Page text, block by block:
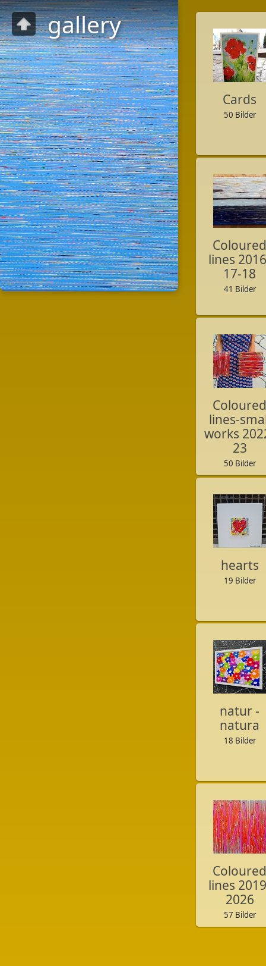
gallery
Cards
50 Bilder
Coloured
lines
17-18
41 Bilder
Coloured
lines-
works
23
50 Bilder
hearts
19 Bilder
natur -
natura
18 Bilder
Coloured
lines
2026
57 Bilder